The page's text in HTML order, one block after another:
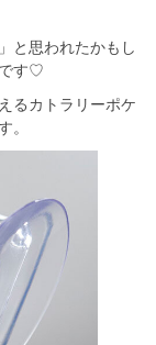
と思われたかもし
す♡
るカトラリーポケ
。